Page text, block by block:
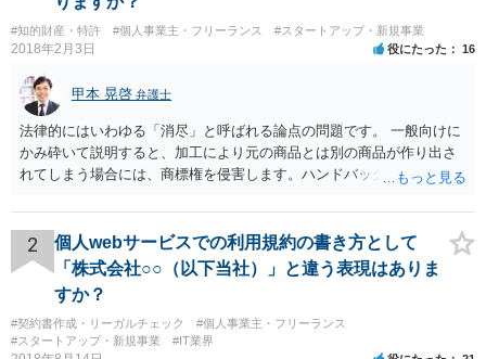
#知的財産・特許 #個人事業主・フリーランス #スタートアップ・新規事業
2018年2月3日 役にたった 16
甲本 晃啓 弁護士
法律的にはいわゆる「消尽」と呼ばれる論点の問題です。 一般向けに
かみ砕いて説明すると、加工により元の商品とは別の商品が作り出さ
れてしまう場合には、商標権を侵害します。ハンドバッグをポーチに
ための加工（一般にいう修理）は、商標権を侵害しません。 商標権者
は、その商品を売ったときに対価を回収しているので、商標権は用い
尽くされている（用尽、消尽といいます。）と解釈されます。他方
で、商標権者の預かり知らないところで、販売した商品から別の商品
（コピー品やリメイク品）が作りだされてしまうと、その商品が仮に
酷い品質であれば、商標権者のブランドイメージが傷ついてしまいま
すし、その証商標権者にクレームが来てしまいますので、商標権を侵
2
個人webサービスでの利用規約の書き方として
「株式会社○○（以下当社）」と違う表現はありま
すか？
#契約書作成・リーガルチェック
#個人事業主・フリーランス
#スタートアップ・新規事業
#IT業界